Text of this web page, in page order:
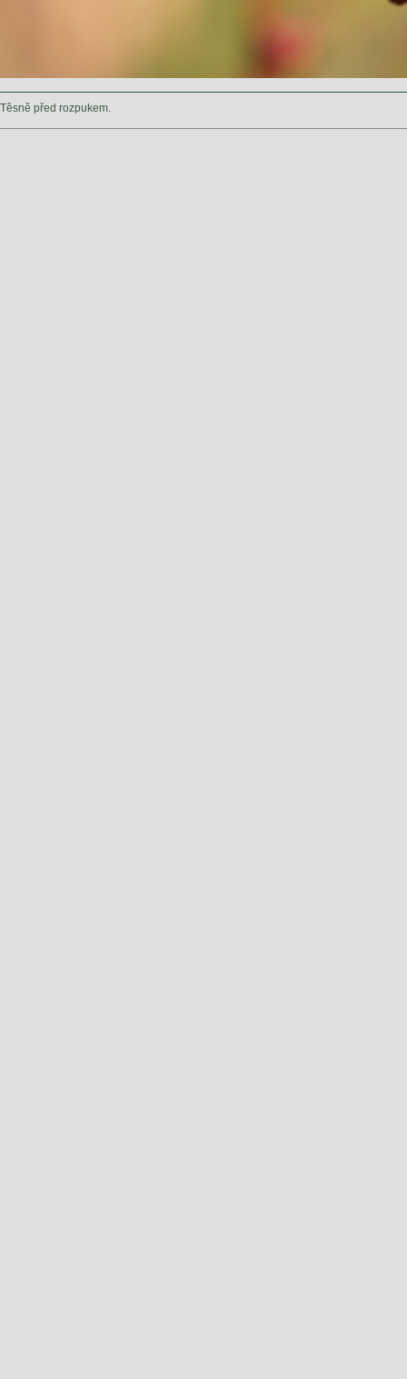
Těsně před rozpukem.